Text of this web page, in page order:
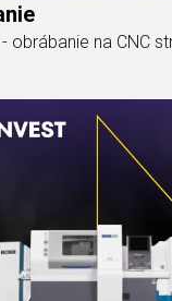
obrábanie na CNC